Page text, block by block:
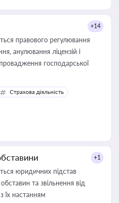
+14
правового регулювання
анулювання ліцензій і
господарської
Страхова діяльність
+1
юридичних підстав
та звільнення від
їх настанням